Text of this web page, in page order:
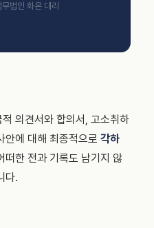
법인 화온 대리
의견서와 합의서, 고소취하
안에 대해 최종적으로 각하
떠한 전과 기록도 남기지 않
다.